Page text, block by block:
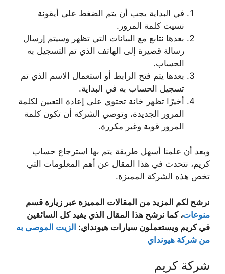
في البداية يجب أن يتم الضغط على أيقونة
نسيت كلمة المرور.
بعدها نتابع مع البيانات التي تظهر وسيتم إرسال
رسالة قصيرة إلى الهاتف الذي تم التسجيل به
الحساب.
بعدها يتم فتح الرابط أو استعمال الاسم الذي تم
تسجيل الحساب به في البداية.
أخيرًا تظهر خانة تحتوي على إعادة التعيين لكلمة
المرور الجديدة، وتوصي الشركة أن تكون كلمة
المرور قوية وغير مكررة.
وبعد أن علمنا أسهل طريقة يتم بها استرجاع حساب
كريم، نتحدث في هذا المقال عن أهم المعلومات التي
تخص هذه الشركة المميزة.
نرشح لكم المزيد من المقالات المميزة عبر زيارة قسم
منوعات، كما نرشح هذا المقال الذي يفيد كل السائقين
في كريم ويستعملون سيارات هيونداي: الزيت الموصى به
من شركة هيونداي
شركة كريم